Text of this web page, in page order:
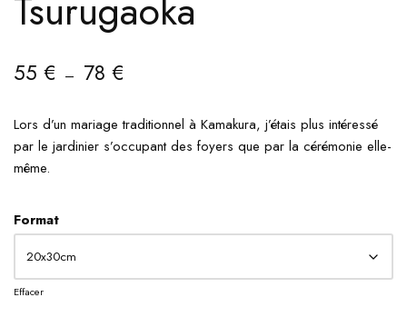
55 € – 78 €
Lors d’un mariage traditionnel à Kamakura, j’étais plus intéressé
par le jardinier s’occupant des foyers que par la cérémonie elle-
même.
Format
Effacer